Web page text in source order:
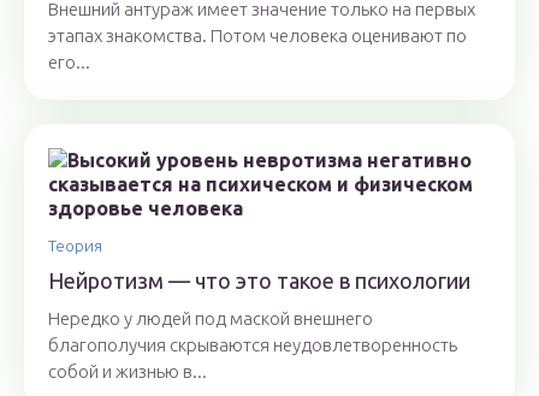
Внешний антураж имеет значение только на первых
этапах знакомства. Потом человека оценивают по
его...
Теория
Нейротизм — что это такое в психологии
Нередко у людей под маской внешнего
благополучия скрываются неудовлетворенность
собой и жизнью в...